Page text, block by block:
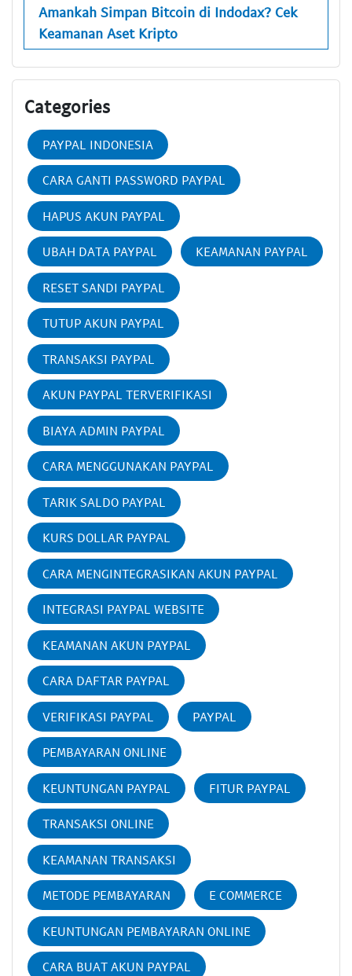
Amankah Simpan Bitcoin di Indodax? Cek
Keamanan Aset Kripto
Categories
PAYPAL INDONESIA
CARA GANTI PASSWORD PAYPAL
HAPUS AKUN PAYPAL
UBAH DATA PAYPAL KEAMANAN PAYPAL
RESET SANDI PAYPAL
TUTUP AKUN PAYPAL
TRANSAKSI PAYPAL
AKUN PAYPAL TERVERIFIKASI
BIAYA ADMIN PAYPAL
CARA MENGGUNAKAN PAYPAL
TARIK SALDO PAYPAL
KURS DOLLAR PAYPAL
CARA MENGINTEGRASIKAN AKUN PAYPAL
INTEGRASI PAYPAL WEBSITE
KEAMANAN AKUN PAYPAL
CARA DAFTAR PAYPAL
VERIFIKASI PAYPAL PAYPAL
PEMBAYARAN ONLINE
KEUNTUNGAN PAYPAL FITUR PAYPAL
TRANSAKSI ONLINE
KEAMANAN TRANSAKSI
METODE PEMBAYARAN E COMMERCE
KEUNTUNGAN PEMBAYARAN ONLINE
CARA BUAT AKUN PAYPAL